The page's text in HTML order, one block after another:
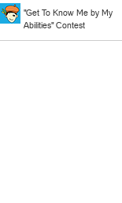
"Get To Know Me by My
Abilities" Contest